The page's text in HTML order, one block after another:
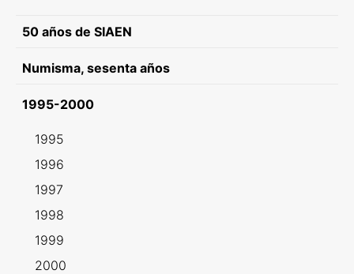
50 años de SIAEN
Numisma, sesenta años
1995-2000
1995
1996
1997
1998
1999
2000